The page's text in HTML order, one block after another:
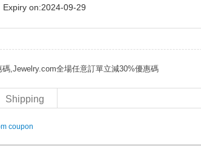
Expiry on:2024-09-29
,Jewelry.com全場任意訂單立減30%優惠碼
Shipping
coupon